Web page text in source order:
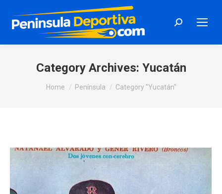
Search:
Category Archives: Yucatán
You are here:
Home Península Category "Yucatán"